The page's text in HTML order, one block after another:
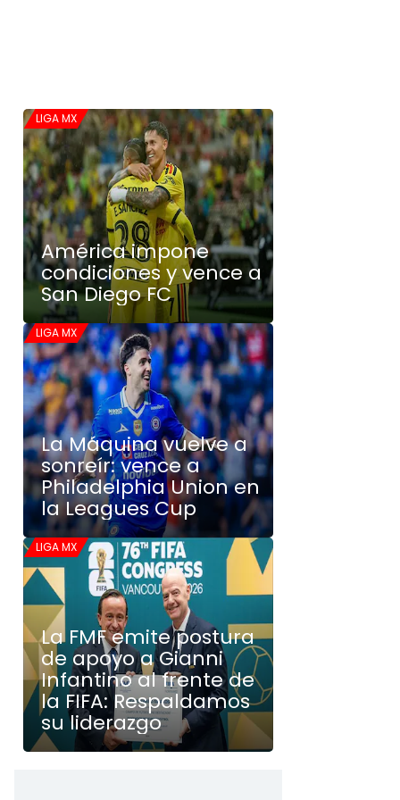
LIGA MX
América impone
condiciones y vence a
San Diego FC
LIGA MX
La Máquina vuelve a
sonreír: vence a
Philadelphia Union en
la Leagues Cup
LIGA MX
La FMF emite postura
de apoyo a Gianni
Infantino al frente de
la FIFA: Respaldamos
su liderazgo